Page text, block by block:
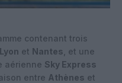
contenant trois
Lyon et Nantes , et une
aérienne Sky Express
entre Athènes et